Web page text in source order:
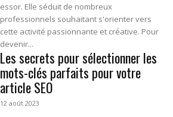
essor. Elle séduit de nombreux
professionnels souhaitant s'orienter vers
cette activité passionnante et créative. Pour
devenir...
Les secrets pour sélectionner les
mots-clés parfaits pour votre
article SEO
12 août 2023